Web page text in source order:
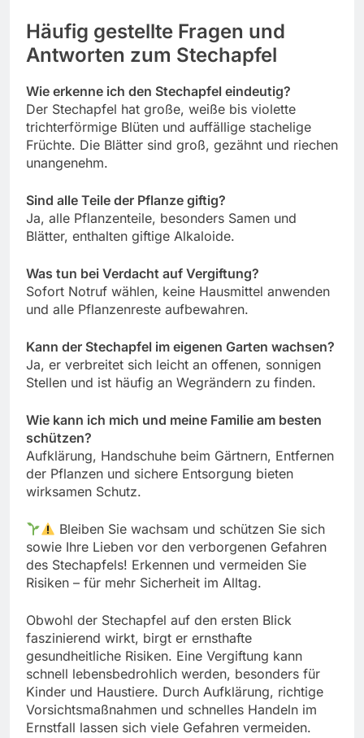
Häufig gestellte Fragen und
Antworten zum Stechapfel
Wie erkenne ich den Stechapfel eindeutig?
Der Stechapfel hat große, weiße bis violette
trichterförmige Blüten und auffällige stachelige
Früchte. Die Blätter sind groß, gezähnt und riechen
unangenehm.
Sind alle Teile der Pflanze giftig?
Ja, alle Pflanzenteile, besonders Samen und
Blätter, enthalten giftige Alkaloide.
Was tun bei Verdacht auf Vergiftung?
Sofort Notruf wählen, keine Hausmittel anwenden
und alle Pflanzenreste aufbewahren.
Kann der Stechapfel im eigenen Garten wachsen?
Ja, er verbreitet sich leicht an offenen, sonnigen
Stellen und ist häufig an Wegrändern zu finden.
Wie kann ich mich und meine Familie am besten
schützen?
Aufklärung, Handschuhe beim Gärtnern, Entfernen
der Pflanzen und sichere Entsorgung bieten
wirksamen Schutz.
Bleiben Sie wachsam und schützen Sie sich
sowie Ihre Lieben vor den verborgenen Gefahren
des Stechapfels! Erkennen und vermeiden Sie
Risiken – für mehr Sicherheit im Alltag.
Obwohl der Stechapfel auf den ersten Blick
faszinierend wirkt, birgt er ernsthafte
gesundheitliche Risiken. Eine Vergiftung kann
schnell lebensbedrohlich werden, besonders für
Kinder und Haustiere. Durch Aufklärung, richtige
Vorsichtsmaßnahmen und schnelles Handeln im
Ernstfall lassen sich viele Gefahren vermeiden.